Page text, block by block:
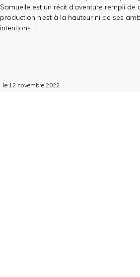
Samuelle est un récit d’aventure rempli de
production n’est à la hauteur ni de ses
intentions.
le 12 novembre 2022